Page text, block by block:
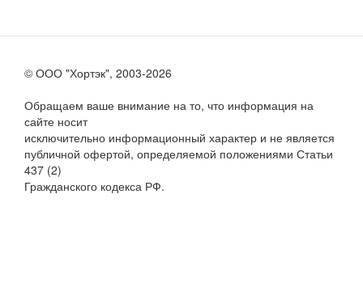
© ООО "Хортэк", 2003-2026
Обращаем ваше внимание на то, что информация на
сайте носит
исключительно информационный характер и не является
публичной офертой, определяемой положениями Статьи
437 (2)
Гражданского кодекса РФ.